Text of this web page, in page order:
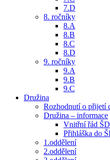
7.D
8. ročníky
8.A
8.B
8.C
8.D
9. ročníky
9.A
9.B
9.C
Družina
Rozhodnutí o přijetí
Družina – informace
Vnitřní řád ŠD
Přihláška do
1.oddělení
2.oddělení